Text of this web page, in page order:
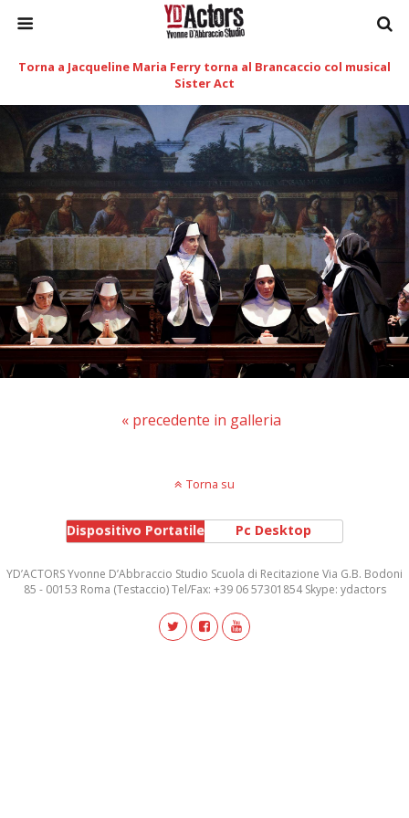
Torna a Jacqueline Maria Ferry torna al Brancaccio col musical
Sister Act
« precedente in galleria
Torna su
Dispositivo Portatile Pc Desktop
YD’ACTORS Yvonne D’Abbraccio Studio Scuola di Recitazione Via G.B. Bodoni
85 - 00153 Roma (Testaccio) Tel/Fax: +39 06 57301854 Skype: ydactors